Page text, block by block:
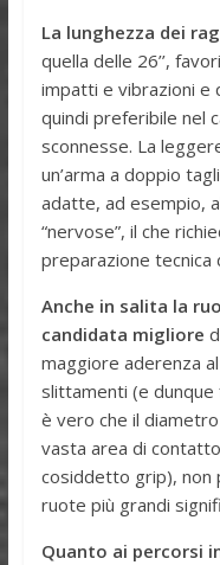
La lunghezza dei
quella delle 26’’,
impatti e vibrazioni e
quindi preferibile nel
sconnesse. La
un’arma a doppio
adatte, ad esempio,
“nervose”, il che
preparazione tecnica
Anche in salita la
candidata migliore
maggiore aderenza
slittamenti (e
è vero che il diametro
vasta area di
cosiddetto grip), non
ruote più grandi
Quanto ai percorsi